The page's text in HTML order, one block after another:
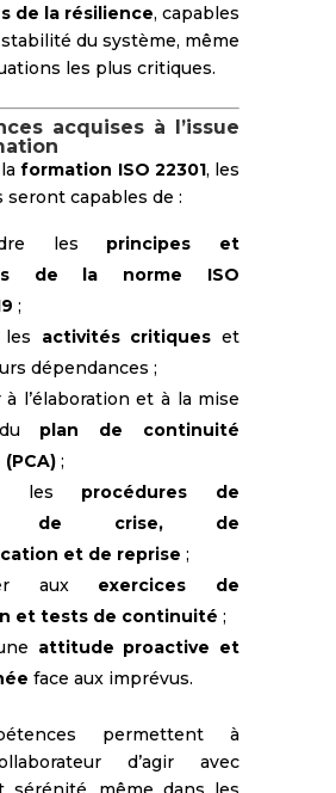
de la résilience, capables
stabilité du système, même
les plus critiques.
acquises à l’issue
laformation ISO 22301, les
capables de :
les principes et
de la norme ISO
;
activités critiques et
dépendances ;
l’élaboration et à la mise
plan de continuité
;
les procédures de
de crise, de
et de reprise ;
aux exercices de
et tests de continuité ;
attitude proactive et
face aux imprévus.
permettent à
d’agir avec